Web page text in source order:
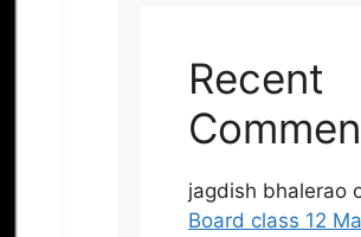
Recent
jagdish bhalerao
Board class 12